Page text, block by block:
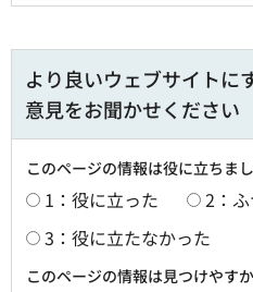
より良いウェブサイトに
意見をお聞かせください
このページの情報は役に立ちま
1：役に立った
2：ふ
3：役に立たなかった
このページの情報は見つけやす